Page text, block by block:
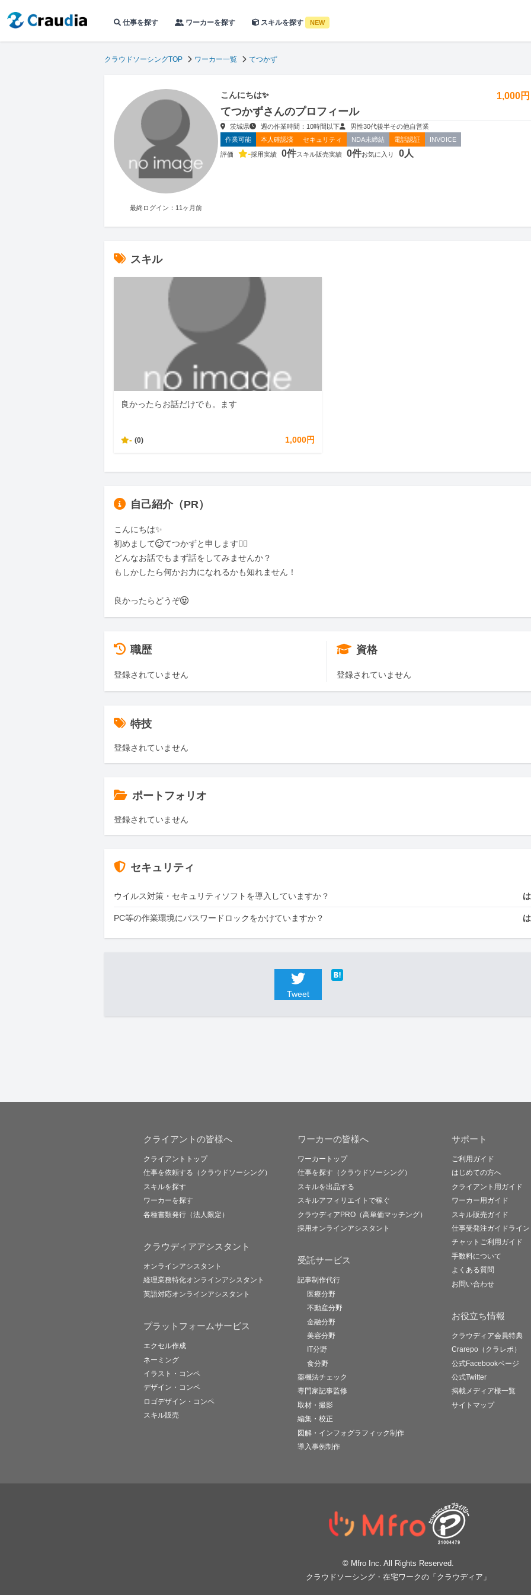
仕事を探す ワーカーを探す スキルを探す NEW
クラウドソーシングTOP ワーカー一覧 てつかず
最終ログイン：11ヶ月前
こんにちは✨ 1,000円
てつかずさんのプロフィール
茨城県 週の作業時間：10時間以下 男性30代後半その他自営業
作業可能
本人確認済 セキュリティ NDA未締結 電話認証 INVOICE
評価 -採用実績 0件スキル販売実績 0件お気に入り 0人
スキル
良かったらお話だけでも。ます
- (0) 1,000円
自己紹介（PR）
こんにちは✨
初めまして😊てつかずと申します🙇‍♀️
どんなお話でもまず話をしてみませんか？
もしかしたら何かお力になれるかも知れません！
良かったらどうぞ🤩
職歴
登録されていません
資格
登録されていません
特技
登録されていません
ポートフォリオ
登録されていません
セキュリティ
ウイルス対策・セキュリティソフトを導入していますか？
PC等の作業環境にパスワードロックをかけていますか？
Tweet
クライアントの皆様へ
クライアントトップ
仕事を依頼する（クラウドソーシング）
スキルを探す
ワーカーを探す
各種書類発行（法人限定）
クラウディアアシスタント
オンラインアシスタント
経理業務特化オンラインアシスタント
英語対応オンラインアシスタント
プラットフォームサービス
エクセル作成
ネーミング
イラスト・コンペ
デザイン・コンペ
ロゴデザイン・コンペ
スキル販売
ワーカーの皆様へ
ワーカートップ
仕事を探す（クラウドソーシング）
スキルを出品する
スキルアフィリエイトで稼ぐ
クラウディアPRO（高単価マッチング）
採用オンラインアシスタント
受託サービス
記事制作代行
医療分野
不動産分野
金融分野
美容分野
IT分野
食分野
薬機法チェック
専門家記事監修
取材・撮影
編集・校正
図解・インフォグラフィック制作
導入事例制作
サポート
ご利用ガイド
はじめての方へ
クライアント用ガイド
ワーカー用ガイド
スキル販売ガイド
仕事受発注ガイドライン
チャットご利用ガイド
手数料について
よくある質問
お問い合わせ
お役立ち情報
クラウディア会員特典
Crarepo（クラレポ）
公式Facebookページ
公式Twitter
掲載メディア様一覧
サイトマップ
© Mfro Inc. All Rights Reserved.
クラウドソーシング・在宅ワークの「クラウディア」